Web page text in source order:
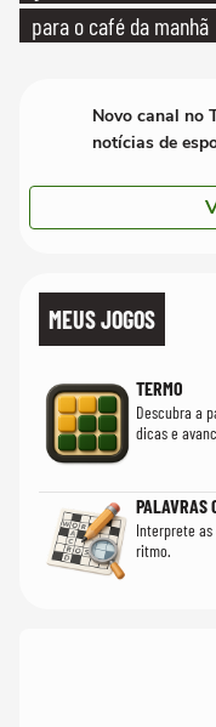
para o café da manhã
Novo canal no
notícias de
MEUS JOGOS
TERMO
Descubra a
dicas e
PALAVRAS
Interprete
ritmo.